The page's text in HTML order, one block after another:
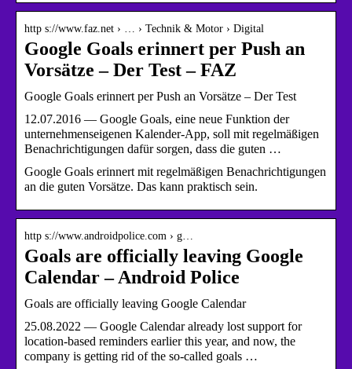
http s://www.faz.net › … › Technik & Motor › Digital
Google Goals erinnert per Push an
Vorsätze – Der Test – FAZ
Google Goals erinnert per Push an Vorsätze – Der Test
12.07.2016 — Google Goals, eine neue Funktion der
unternehmenseigenen Kalender-App, soll mit regelmäßigen
Benachrichtigungen dafür sorgen, dass die guten …
Google Goals erinnert mit regelmäßigen Benachrichtigungen
an die guten Vorsätze. Das kann praktisch sein.
http s://www.androidpolice.com › g…
Goals are officially leaving Google
Calendar – Android Police
Goals are officially leaving Google Calendar
25.08.2022 — Google Calendar already lost support for
location-based reminders earlier this year, and now, the
company is getting rid of the so-called goals …